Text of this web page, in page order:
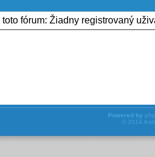
fórum: Žiadny registrovaný
Powered by
© 2014